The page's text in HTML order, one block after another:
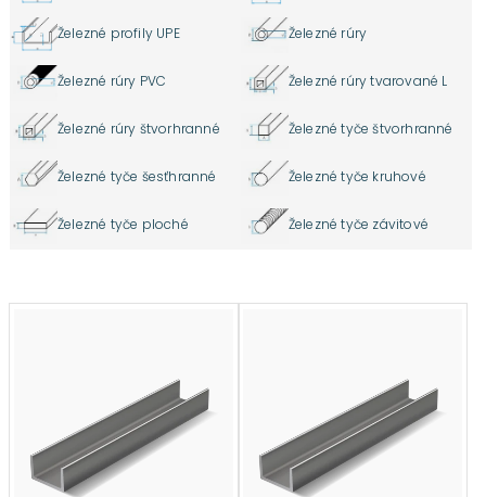
Železné profily UPE Železné rúry
Železné rúry PVC Železné rúry tvarované L
Železné rúry štvorhranné Železné tyče štvorhranné
Železné tyče šesťhranné Železné tyče kruhové
Železné tyče ploché Železné tyče závitové